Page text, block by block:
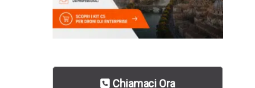
Chiamaci Ora